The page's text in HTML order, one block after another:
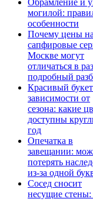
Обрамление и
могилой:
особенности
Почему цены на
сапфировые
Москве могут
отличаться в
подробный
Красивый
зависимости от
сезона: какие
доступны
год
Опечатка в
завещании:
потерять
из-за одной
Сосед сносит
несущие стены: